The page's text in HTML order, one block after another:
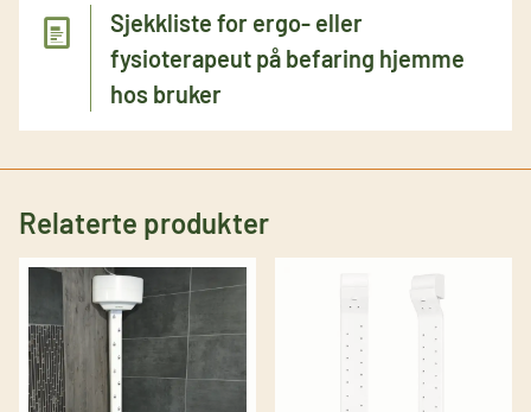
Sjekkliste for ergo- eller
fysioterapeut på befaring hjemme
hos bruker
Relaterte produkter